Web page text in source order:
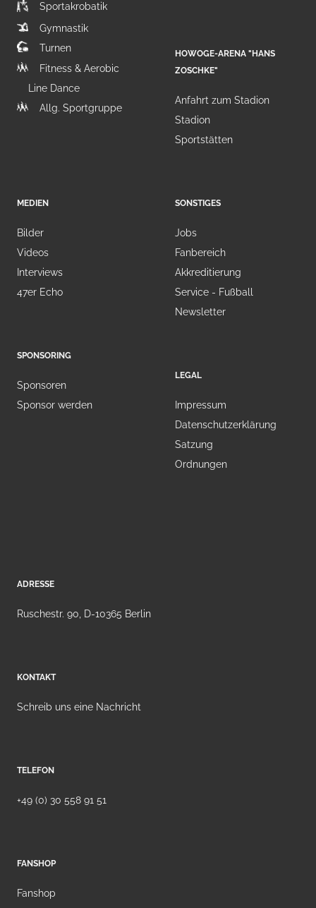
Sportakrobatik
Gymnastik
Turnen
Fitness & Aerobic
Line Dance
Allg. Sportgruppe
HOWOGE-ARENA "HANS
ZOSCHKE"
Anfahrt zum Stadion
Stadion
Sportstätten
MEDIEN
Bilder
Videos
Interviews
47er Echo
SPONSORING
Sponsoren
Sponsor werden
SONSTIGES
Jobs
Fanbereich
Akkreditierung
Service - Fußball
Newsletter
LEGAL
Impressum
Datenschutzerklärung
Satzung
Ordnungen
ADRESSE
Ruschestr. 90, D-10365 Berlin
KONTAKT
Schreib uns eine Nachricht
TELEFON
+49 (0) 30 558 91 51
FANSHOP
Fanshop